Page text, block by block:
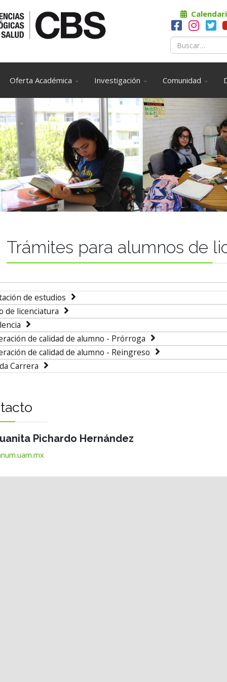
Oferta Académica Investigación Comunidad
Trámites para alumnos de
de estudios
de licenciatura
de calidad de alumno - Prórroga
de calidad de alumno - Reingreso
Carrera
Pichardo Hernández